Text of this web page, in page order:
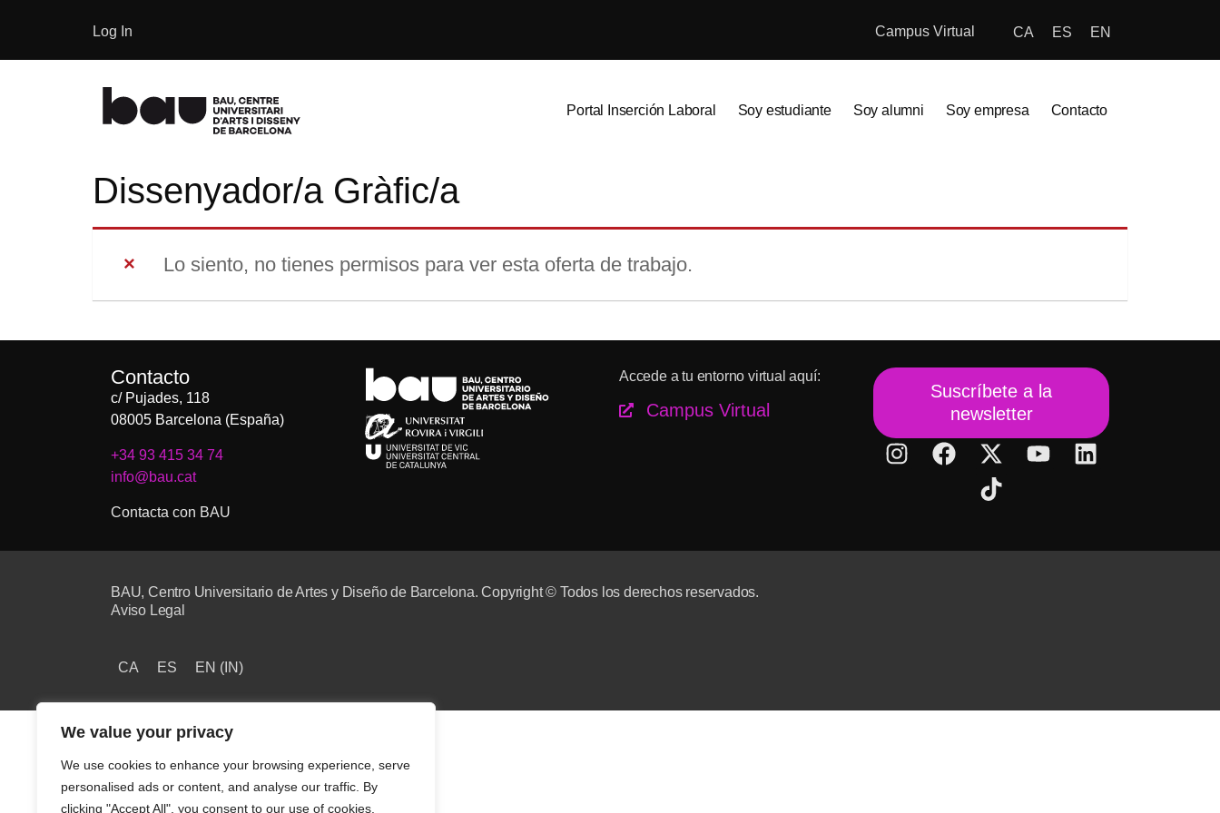
We value your privacy
We use cookies to enhance your browsing experience, serve
personalised ads or content, and analyse our traffic. By
clicking "Accept All", you consent to our use of cookies.
Log In Campus Virtual CA ES EN
Portal Inserción Laboral Soy estudiante Soy alumni Soy empresa Contacto
Dissenyador/a Gràfic/a
Lo siento, no tienes permisos para ver esta oferta de trabajo.
Contacto
c/ Pujades, 118
08005 Barcelona (España)
+34 93 415 34 74
info@bau.cat
Contacta con BAU
Accede a tu entorno virtual aquí:
Campus Virtual
Suscríbete a la
newsletter
BAU, Centro Universitario de Artes y Diseño de Barcelona. Copyright © Todos los derechos reservados.
Aviso Legal
CA ES EN (IN)